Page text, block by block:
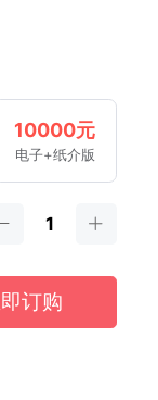
10000元
电子+纸介版
订购